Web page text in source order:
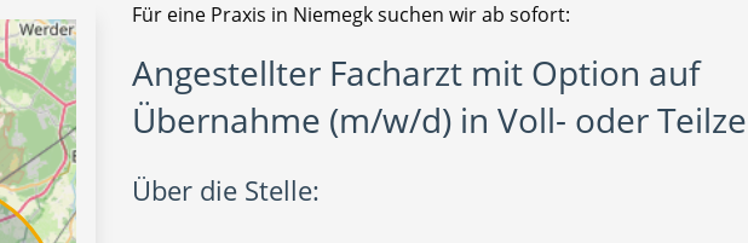
Für eine Praxis in Niemegk suchen wir ab sofort:
Angestellter Facharzt mit Option auf
Übernahme (m/w/d) in Voll- oder
Über die Stelle: